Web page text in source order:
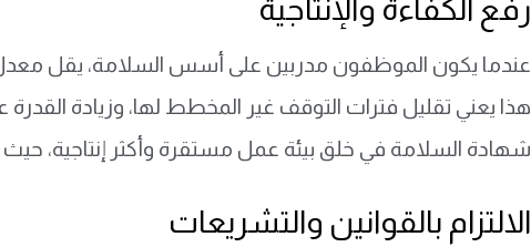
رفع الكفاءة والإنتاجية
عندما يكون الموظفون مدربين على أسس السلامة، يقل معدل
هذا يعني تقليل فترات التوقف غير المخطط لها، وزيادة
شهادة السلامة في خلق بيئة عمل مستقرة وأكثر إنتاجية، حيث
الالتزام بالقوانين والتشريعات